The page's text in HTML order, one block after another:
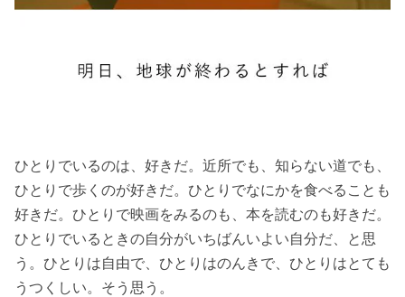
ひとりでいるのは、好きだ。近所でも、知らない道でも、
ひとりで歩くのが好きだ。ひとりでなにかを食べることも
好きだ。ひとりで映画をみるのも、本を読むのも好きだ。
ひとりでいるときの自分がいちばんいよい自分だ、と思
う。ひとりは自由で、ひとりはのんきで、ひとりはとても
うつくしい。そう思う。